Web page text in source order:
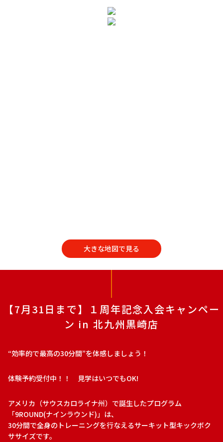
大きな地図で見る
【7月31日まで】１周年記念入会キャンペー
ン in 北九州黒崎店
“効率的で最高の30分間”を体感しましょう！
体験予約受付中！！ 見学はいつでもOK!
アメリカ（サウスカロライナ州）で誕生したプログラム
「9ROUND(ナインラウンド)」は、
30分間で全身のトレーニングを行なえるサーキット型キックボク
ササイズです。